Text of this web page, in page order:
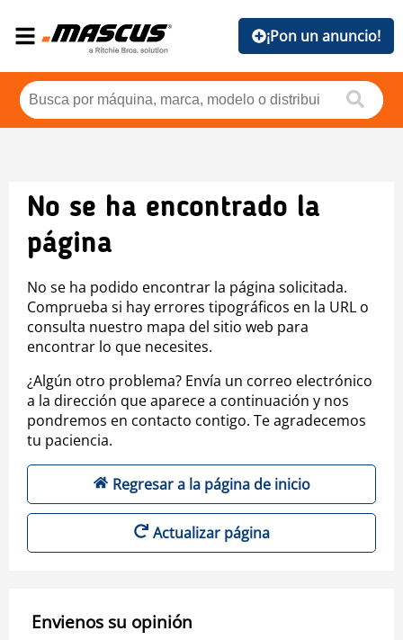
¡Pon un anuncio!
No se ha encontrado la
página
No se ha podido encontrar la página solicitada.
Comprueba si hay errores tipográficos en la URL o
consulta nuestro mapa del sitio web para
encontrar lo que necesites.
¿Algún otro problema? Envía un correo electrónico
a la dirección que aparece a continuación y nos
pondremos en contacto contigo. Te agradecemos
tu paciencia.
Regresar a la página de inicio
Actualizar página
Envienos su opinión